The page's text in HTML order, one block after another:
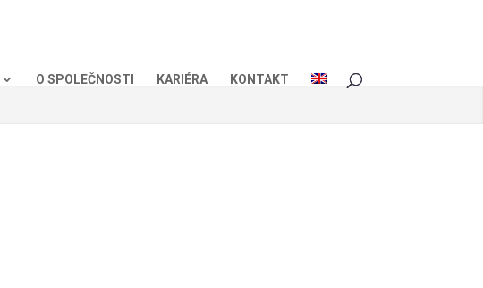
O SPOLEČNOSTI KARIÉRA
KONTAKT